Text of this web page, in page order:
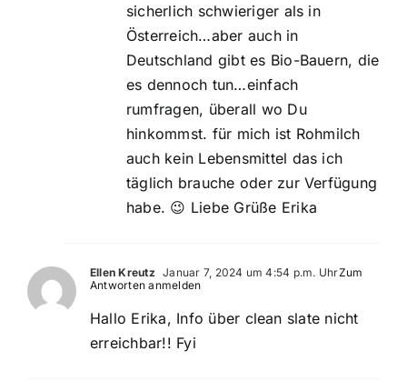
sicherlich schwieriger als in
Österreich…aber auch in
Deutschland gibt es Bio-Bauern, die
es dennoch tun…einfach
rumfragen, überall wo Du
hinkommst. für mich ist Rohmilch
auch kein Lebensmittel das ich
täglich brauche oder zur Verfügung
habe. 😉 Liebe Grüße Erika
Ellen Kreutz Januar 7, 2024 um 4:54 p.m. UhrZum
Antworten anmelden
Hallo Erika, Info über clean slate nicht
erreichbar!! Fyi